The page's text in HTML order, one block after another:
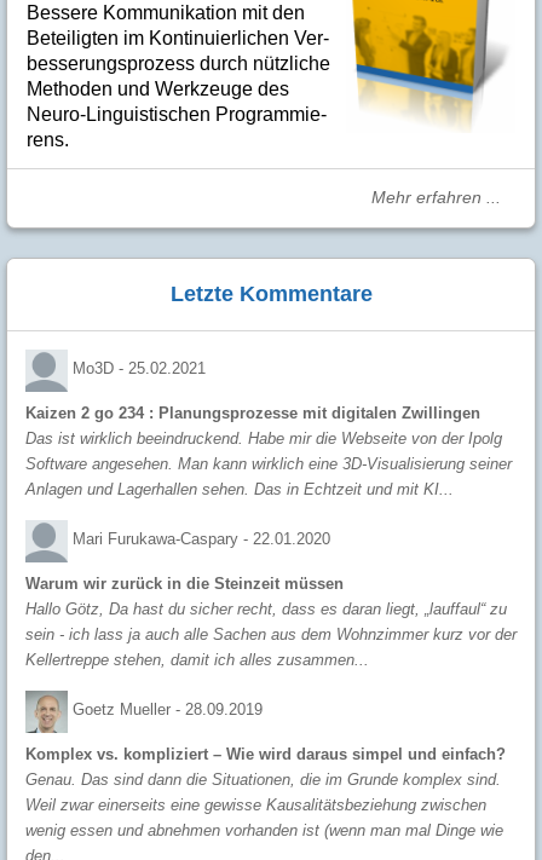
Bes­se­re Kom­­mu­­ni­ka­tion mit den
Betei­lig­ten im Kon­ti­nuier­li­chen Ver­
bes­se­rungs­­pro­­zess durch nütz­­liche
Me­­tho­­den und Werk­­zeuge des
Neuro-Linguis­­ti­schen Pro­­gram­­mie­­
rens.
Mehr erfahren ...
Letzte Kommentare
Mo3D - 25.02.2021
Kaizen 2 go 234 : Planungsprozesse mit digitalen Zwillingen
Das ist wirklich beeindruckend. Habe mir die Webseite von der Ipolg
Software angesehen. Man kann wirklich eine 3D-Visualisierung seiner
Anlagen und Lagerhallen sehen. Das in Echtzeit und mit KI...
Mari Furukawa-Caspary - 22.01.2020
Warum wir zurück in die Steinzeit müssen
Hallo Götz, Da hast du sicher recht, dass es daran liegt, „lauffaul“ zu
sein - ich lass ja auch alle Sachen aus dem Wohnzimmer kurz vor der
Kellertreppe stehen, damit ich alles zusammen...
Goetz Mueller - 28.09.2019
Komplex vs. kompliziert – Wie wird daraus simpel und einfach?
Genau. Das sind dann die Situationen, die im Grunde komplex sind.
Weil zwar einerseits eine gewisse Kausalitätsbeziehung zwischen
wenig essen und abnehmen vorhanden ist (wenn man mal Dinge wie
den...